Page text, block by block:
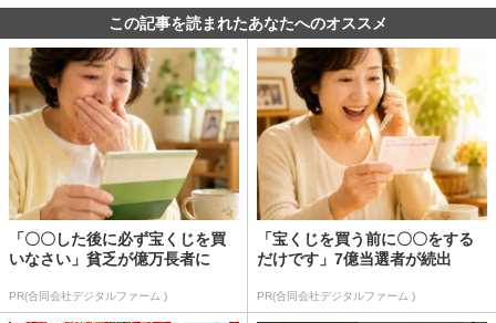
この記事を読まれたあなたへのオススメ
「〇〇した後に必ず宝くじを買
いなさい」貧乏が億万長者に
PR(合同会社デジタルファーム )
「宝くじを買う前に〇〇をする
だけです」7億当選者が続出
PR(合同会社デジタルファーム )